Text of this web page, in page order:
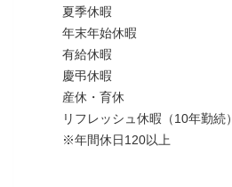
夏季休暇
年末年始休暇
有給休暇
慶弔休暇
産休・育休
リフレッシュ休暇（10年勤続）
※年間休日120以上